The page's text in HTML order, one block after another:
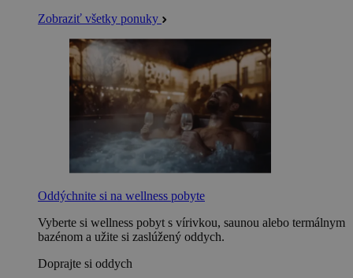
Zobraziť všetky ponuky
Oddýchnite si na wellness pobyte
Vyberte si wellness pobyt s vírivkou, saunou alebo termálnym
bazénom a užite si zaslúžený oddych.
Doprajte si oddych